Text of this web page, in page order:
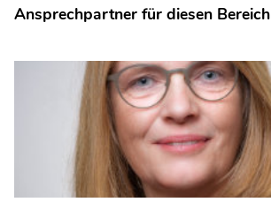
Ansprechpartner für diesen Bereich